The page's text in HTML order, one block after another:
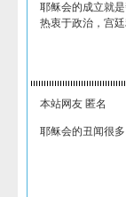
耶稣会的成立就
热衷于政治，宫
本站网友 匿名
耶稣会的丑闻很